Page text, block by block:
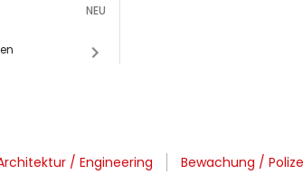
NEU
/ Engineering Bewachung /